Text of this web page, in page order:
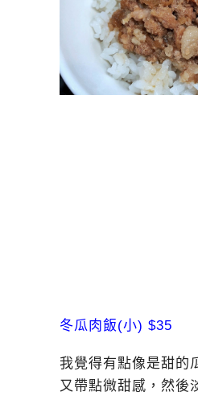
冬瓜肉飯(小) $35
我覺得有點像是甜的
又帶點微甜感，然後